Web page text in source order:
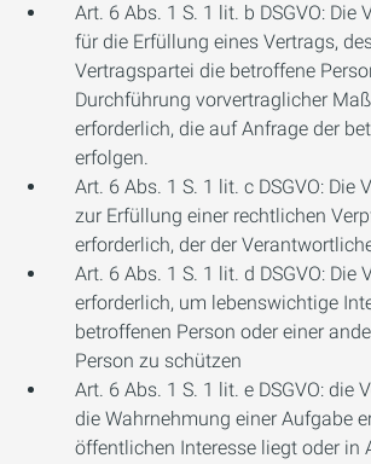
Art. 6 Abs. 1 S. 1 lit. b DSGVO: Die
für die Erfüllung eines Vertrags,
Vertragspartei die betroffene
Durchführung vorvertraglicher
erforderlich, die auf Anfrage der
erfolgen.
Art. 6 Abs. 1 S. 1 lit. c DSGVO: Die
zur Erfüllung einer rechtlichen
erforderlich, der der
Art. 6 Abs. 1 S. 1 lit. d DSGVO: Die
erforderlich, um lebenswichtige
betroffenen Person oder einer
Person zu schützen
Art. 6 Abs. 1 S. 1 lit. e DSGVO: die
die Wahrnehmung einer Aufgabe
öffentlichen Interesse liegt oder in